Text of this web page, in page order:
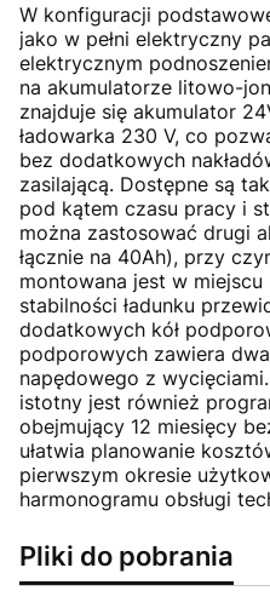
W konfiguracji
jako w pełni elektryczny
elektrycznym
na akumulatorze litowo-
znajduje się akumulator
ładowarka 230 V, co
bez dodatkowych
zasilającą. Dostępne są
pod kątem czasu pracy i
można zastosować drugi
łącznie na 40Ah), przy
montowana jest w
stabilności ładunku
dodatkowych kół
podporowych zawiera dwa
napędowego z
istotny jest również
obejmujący 12 miesięcy
ułatwia planowanie
pierwszym okresie
harmonogramu obsługi
Pliki do pobrania